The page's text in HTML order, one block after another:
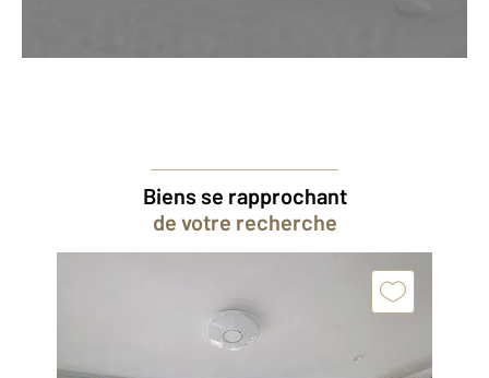
Biens se rapprochant
de votre recherche